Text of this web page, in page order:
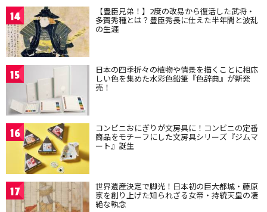
14 【豊臣兄弟！】2度の改易から復活した武将・
多賀秀種とは？豊臣秀長に仕えた半年間と波乱
の生涯
15 日本の四季折々の植物や情景を描くことに相応
しい色を集めた水彩色鉛筆『色辞典』が新発
売！
16 コンビニおにぎりが文房具に！コンビニの定番
商品をモチーフにした文房具シリーズ『ジムマ
ート』誕生
17 世界遺産決定で脚光！日本初の巨大都城・藤原
京を創り上げた知られざる女帝・持統天皇の凄
絶な執念